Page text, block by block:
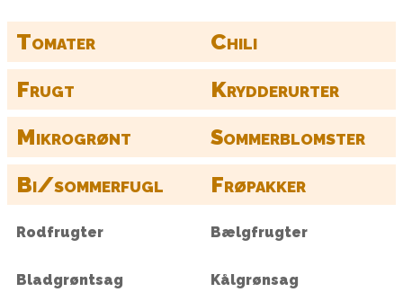
Tomater
Chili
Frugt
Krydderurter
Mikrogrønt
Sommerblomster
Bi/sommerfugl
Frøpakker
Rodfrugter Bælgfrugter
Bladgrøntsag Kålgrønsag